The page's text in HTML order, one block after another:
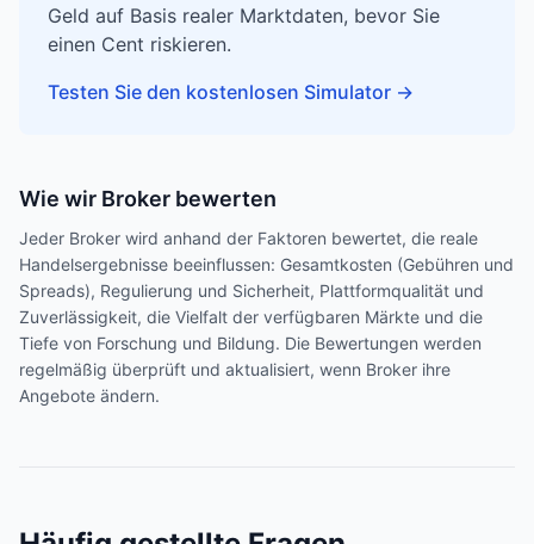
Geld auf Basis realer Marktdaten, bevor Sie
einen Cent riskieren.
Testen Sie den kostenlosen Simulator →
Wie wir Broker bewerten
Jeder Broker wird anhand der Faktoren bewertet, die reale
Handelsergebnisse beeinflussen: Gesamtkosten (Gebühren und
Spreads), Regulierung und Sicherheit, Plattformqualität und
Zuverlässigkeit, die Vielfalt der verfügbaren Märkte und die
Tiefe von Forschung und Bildung. Die Bewertungen werden
regelmäßig überprüft und aktualisiert, wenn Broker ihre
Angebote ändern.